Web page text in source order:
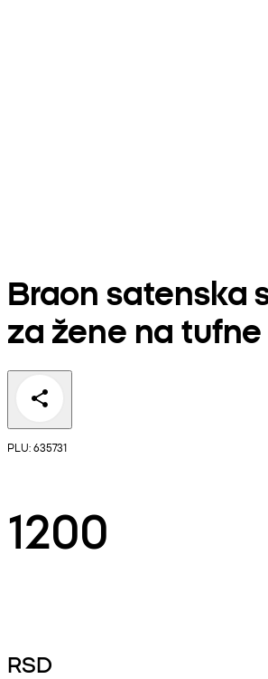
Braon satenska
za žene na tufne
PLU: 635731
1200
RSD